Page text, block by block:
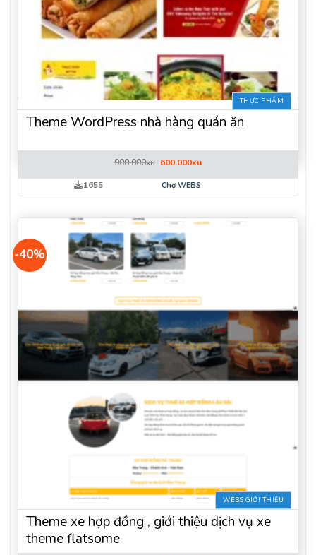
THỰC PHẨM
Theme WordPress nhà hàng quán ăn
900.000xu Giá
là:
900.000xu.
600.000xuGiá
tại
1655 Chợ WEBS
-40%
WEBS GIỚI THIỆU
Theme xe hợp đồng , giới thiệu dịch vụ xe
theme flatsome